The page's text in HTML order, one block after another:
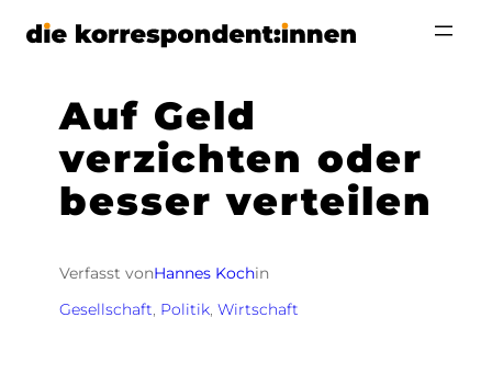
Zum
Auf Geld
verzichten oder
besser verteilen
Verfasst vonHannes Kochin
Gesellschaft, Politik, Wirtschaft